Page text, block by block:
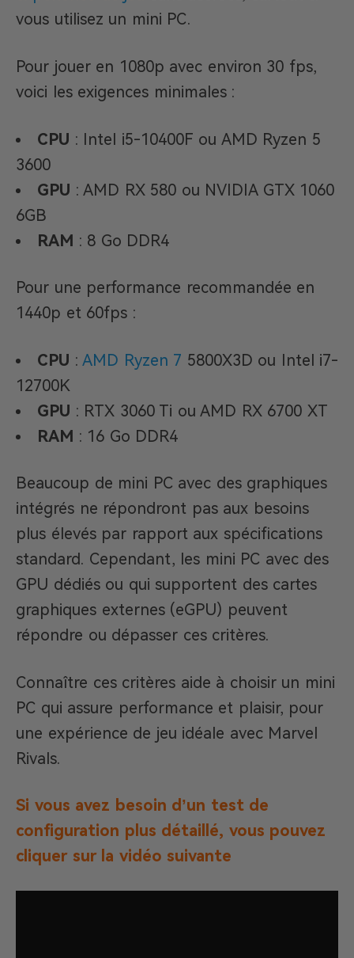
vous utilisez un mini PC.
Pour jouer en 1080p avec environ 30 fps,
voici les exigences minimales :
CPU : Intel i5-10400F ou AMD Ryzen 5
3600
GPU : AMD RX 580 ou NVIDIA GTX 1060
6GB
RAM : 8 Go DDR4
Pour une performance recommandée en
1440p et 60fps :
CPU : AMD Ryzen 7 5800X3D ou Intel i7-
12700K
GPU : RTX 3060 Ti ou AMD RX 6700 XT
RAM : 16 Go DDR4
Beaucoup de mini PC avec des graphiques
intégrés ne répondront pas aux besoins
plus élevés par rapport aux spécifications
standard. Cependant, les mini PC avec des
GPU dédiés ou qui supportent des cartes
graphiques externes (eGPU) peuvent
répondre ou dépasser ces critères.
Connaître ces critères aide à choisir un mini
PC qui assure performance et plaisir, pour
une expérience de jeu idéale avec Marvel
Rivals.
Si vous avez besoin d’un test de
configuration plus détaillé, vous pouvez
cliquer sur la vidéo suivante